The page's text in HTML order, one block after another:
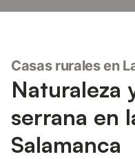
Casas rurales en
Naturaleza
serrana en
Salamanca